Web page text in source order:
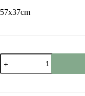
57x37cm
Πατάκι
Χαλάκι
Welcome
Homie